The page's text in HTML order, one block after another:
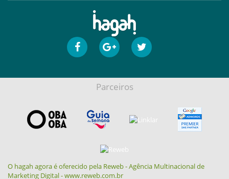
Parceiros
O hagah agora é oferecido pela Reweb - Agência Multinacional de
Marketing Digital - www.reweb.com.br